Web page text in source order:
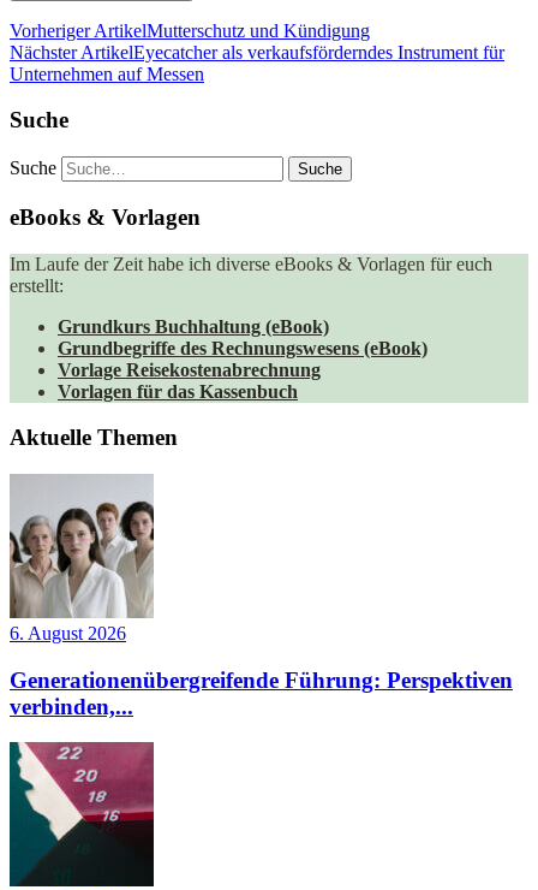
Vorheriger ArtikelMutterschutz und Kündigung
Nächster ArtikelEyecatcher als verkaufsförderndes Instrument für
Unternehmen auf Messen
Suche
Suche
eBooks & Vorlagen
Im Laufe der Zeit habe ich diverse eBooks & Vorlagen für euch
erstellt:
Grundkurs Buchhaltung (eBook)
Grundbegriffe des Rechnungswesens (eBook)
Vorlage Reisekostenabrechnung
Vorlagen für das Kassenbuch
Aktuelle Themen
6. August 2026
Generationenübergreifende Führung: Perspektiven
verbinden,...